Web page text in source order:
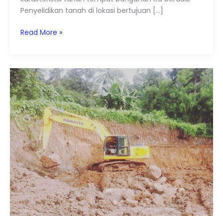
Penyelidikan tanah di lokasi bertujuan […]
Bawah
Read More »
Soil
Test
/
Penyelidikan
Tanah
itu
Penting